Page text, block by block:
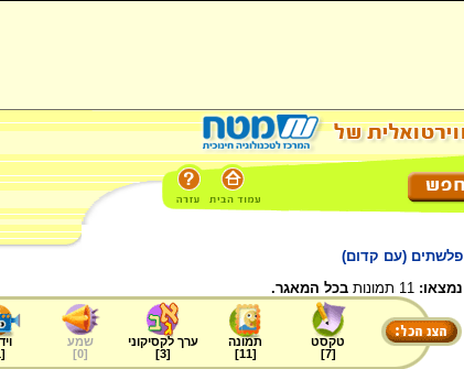
פלשתים (עם קדום)
נמצאו:
בכל המאגר.
טקסט
[
7
]
תמונה
[
11
]
ערך לקסיקוני
[
3
]
שמע
[
0
]
[